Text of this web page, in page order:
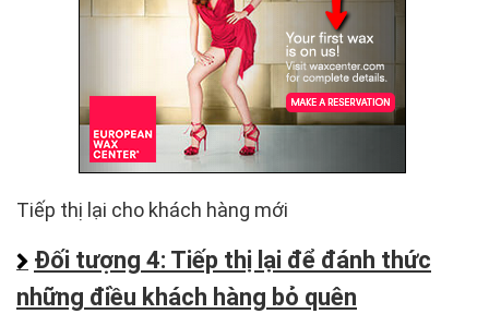
Tiếp thị lại cho khách hàng mới
Đối tượng 4: Tiếp thị lại để đánh thức
những điều khách hàng bỏ quên